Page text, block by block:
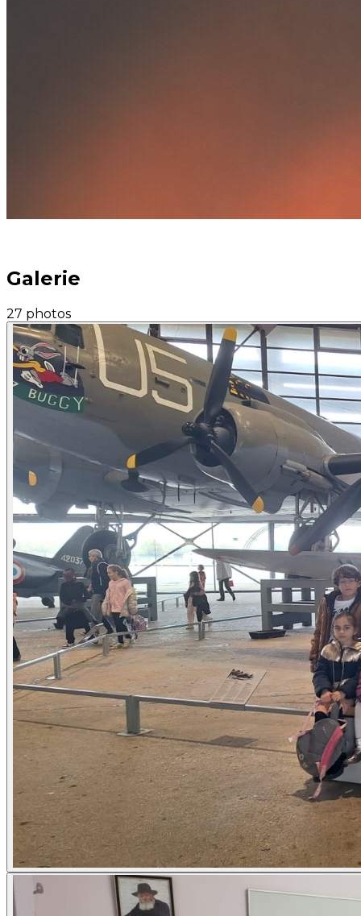
Galerie
27 photos